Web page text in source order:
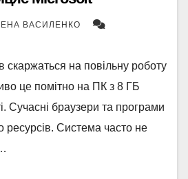
ВАСИЛЕНКО
скаржаться на повільну роботу
це помітно на ПК з 8 ГБ
Сучасні браузери та програми
Система часто не